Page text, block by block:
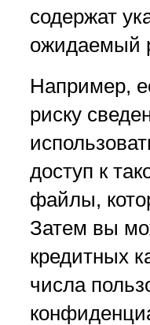
содержат
ожидаемый
Например,
риску
доступ к
файлы,
Затем вы
кредитных
числа